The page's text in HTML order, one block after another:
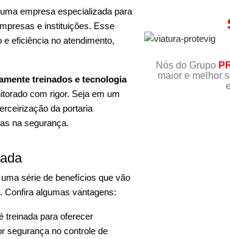
empresa especializada para
e instituições. Esse
eficiência no atendimento,
treinados e tecnologia
com rigor. Seja em um
da portaria
na segurança.
série de benefícios que vão
Confira algumas vantagens:
treinada para oferecer
segurança no controle de
Nós do Grupo
maior e melhor